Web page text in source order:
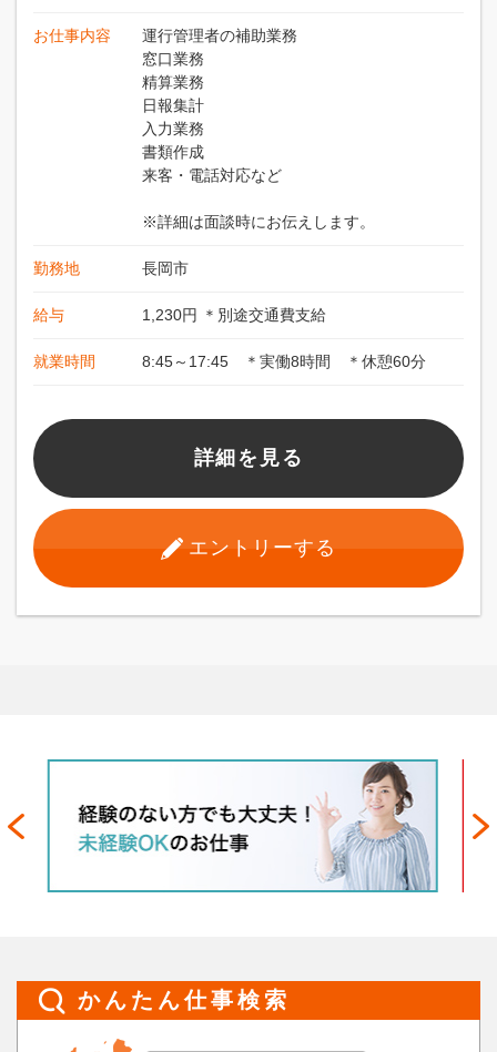
お仕事内容
運行管理者の補助業務
窓口業務
精算業務
日報集計
入力業務
書類作成
来客・電話対応など
※詳細は面談時にお伝えします。
勤務地 長岡市
給与 1,230円 ＊別途交通費支給
就業時間 8:45～17:45 ＊実働8時間 ＊休憩60分
詳細を見る
エントリーする
かんたん仕事検索